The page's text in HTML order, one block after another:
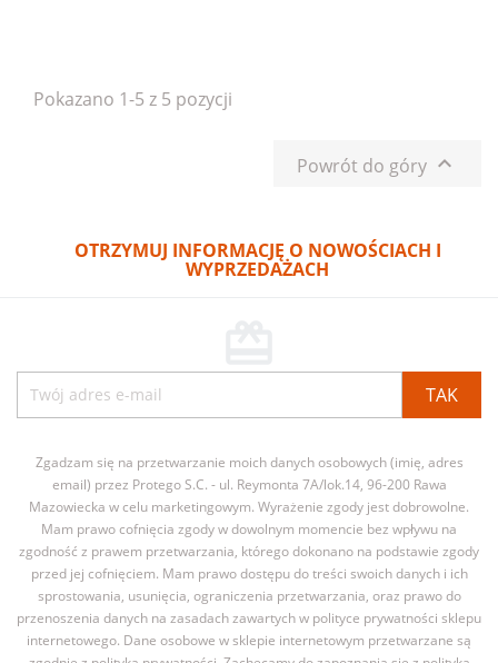
Pokazano 1-5 z 5 pozycji
Powrót do góry 
OTRZYMUJ INFORMACJĘ O NOWOŚCIACH I
WYPRZEDAŻACH
Zgadzam się na przetwarzanie moich danych osobowych (imię, adres
email) przez Protego S.C. - ul. Reymonta 7A/lok.14, 96-200 Rawa
Mazowiecka w celu marketingowym. Wyrażenie zgody jest dobrowolne.
Mam prawo cofnięcia zgody w dowolnym momencie bez wpływu na
zgodność z prawem przetwarzania, którego dokonano na podstawie zgody
przed jej cofnięciem. Mam prawo dostępu do treści swoich danych i ich
sprostowania, usunięcia, ograniczenia przetwarzania, oraz prawo do
przenoszenia danych na zasadach zawartych w polityce prywatności sklepu
internetowego. Dane osobowe w sklepie internetowym przetwarzane są